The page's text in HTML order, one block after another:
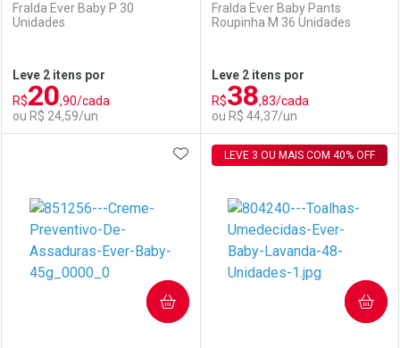
Comprar sem Desconto
Por R$ 36,11/cada
Comprar sem Desconto
Por R$ 36,11/cada
Comprar sem Desconto
Por R$ 22,39/cada
Comprar sem Desconto
Por R$ 22,39/cada
Fralda Ever Baby P 30
Unidades
Leve 2 itens por
R$20,90/cada
ou R$ 24,59/un
FECHAR
Laboratório
FECHAR
Por Menos
Fralda Ever Baby Pants
Roupinha M 36 Unidades
Leve 2 itens por
R$38,83/cada
ou R$ 44,37/un
Laboratório
Por Menos
ADICIONAR AOS FAVORITOS
COMPRAR
LEVE 3 OU MAIS COM 40% OFF
COMPRAR